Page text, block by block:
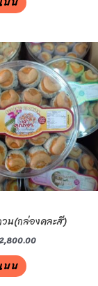
page
น(กล่องคละสี)
บบ
This
product
has
multiple
variants.
The
options
may
be
on
the
product
page